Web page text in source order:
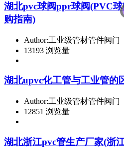
湖北pvc球阀ppr球阀(PVC
购指南)
Author:工业级管材管件阀门
13193 浏览量
湖北upvc化工管与工业管的
Author:工业级管材管件阀门
12851 浏览量
湖北浙江pvc管生产厂家(浙